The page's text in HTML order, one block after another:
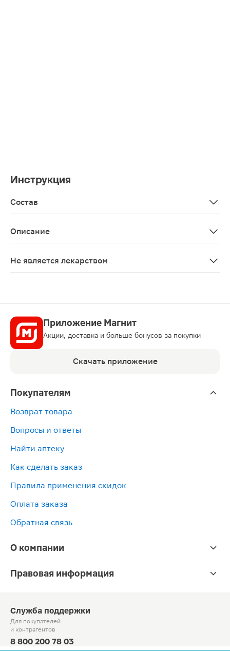
Инструкция
Состав
Описание
Не является лекарством
Приложение Магнит
Акции, доставка и больше бонусов за покупки
Скачать приложение
Покупателям
Возврат товара
Вопросы и ответы
Найти аптеку
Как сделать заказ
Правила применения скидок
Оплата заказа
Обратная связь
О компании
Правовая информация
Служба поддержки
Для покупателей
и контрагентов
8 800 200 78 03